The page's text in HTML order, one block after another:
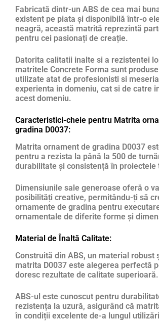
Fabricată dintr-un ABS de cea mai
existent pe piata și disponibilă într-o
neagră, această matrită reprezintă
pentru cei pasionați de creație.
Datorita calitatii inalte si a rezistentei
matritele Concrete Forma sunt
utilizate atat de profesionisti si
experienta in domeniu, cat si de catre
acest domeniu.
Caracteristici-cheie pentru Matrita
gradina D0037:
Matrita ornament de gradina D0037
pentru a rezista la până la 500 de
durabilitate și consistență în proiectele
Dimensiunile sale generoase oferă o
posibilități creative, permitându-ți să
ornamente de gradina pentru
ornamentale de diferite forme și
Material de Înaltă Calitate:
Construită din ABS, un material robust
matrita D0037 este alegerea perfectă
doresc rezultate de calitate superioară.
ABS-ul este cunoscut pentru
rezistența la uzură, asigurând că
în condiții excelente de-a lungul